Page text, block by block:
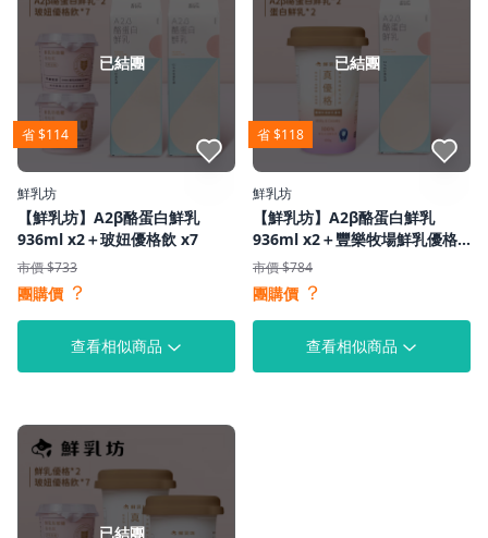
省 $114
已結團
點我收藏
鮮乳坊
【鮮乳坊】A2β酪蛋白鮮乳
936ml x2＋玻妞優格飲 x7
市價 $733
團購價 ？
查看相似商品
省 $118
已結團
點我收藏
鮮乳坊
【鮮乳坊】A2β酪蛋白鮮乳
936ml x2＋豐樂牧場鮮乳優格
450g x2
市價 $784
團購價 ？
查看相似商品
已結團